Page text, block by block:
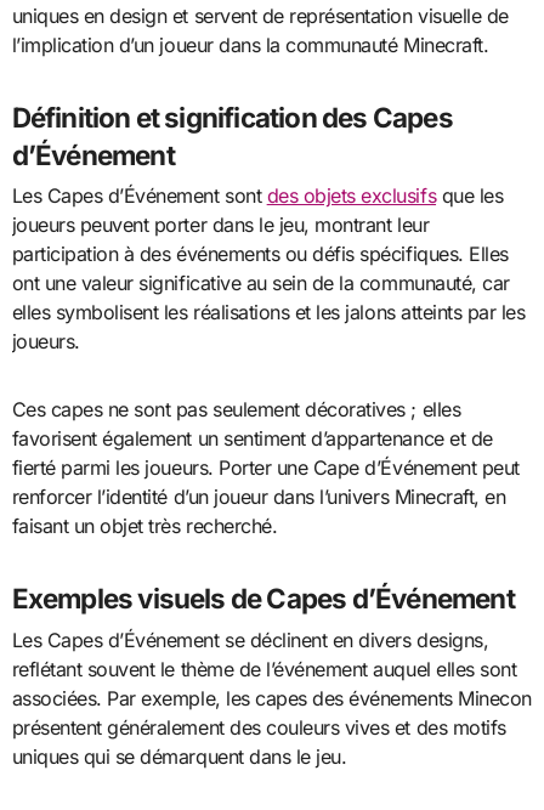
uniques en design et servent de représentation visuelle de
l’implication d’un joueur dans la communauté Minecraft.
Définition et signification des Capes
d’Événement
Les Capes d’Événement sont des objets exclusifsque les
joueurs peuvent porter dans le jeu, montrant leur
participation à des événements ou défis spécifiques. Elles
ont une valeur significative au sein de la communauté, car
elles symbolisent les réalisations et les jalons atteints par les
joueurs.
Ces capes ne sont pas seulement décoratives ; elles
favorisent également un sentiment d’appartenance et de
fierté parmi les joueurs. Porter une Cape d’Événement peut
renforcer l’identité d’un joueur dans l’univers Minecraft, en
faisant un objet très recherché.
Exemples visuels de Capes d’Événement
Les Capes d’Événement se déclinent en divers designs,
reflétant souvent le thème de l’événement auquel elles sont
associées. Par exemple, les capes des événements Minecon
présentent généralement des couleurs vives et des motifs
uniques qui se démarquent dans le jeu.